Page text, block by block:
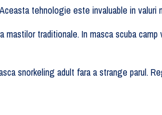
tehnologie este invaluable in valuri
traditionale. In masca scuba
snorkeling adult fara a strange parul.